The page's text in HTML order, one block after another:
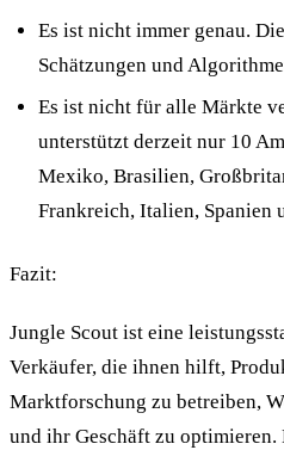
Es ist nicht immer genau.
Schätzungen und
Es ist nicht für alle Märkte
unterstützt derzeit nur 10
Mexiko, Brasilien,
Frankreich, Italien, Spanien
Fazit:
Jungle Scout ist eine
Verkäufer, die ihnen hilft,
Marktforschung zu betreiben,
und ihr Geschäft zu